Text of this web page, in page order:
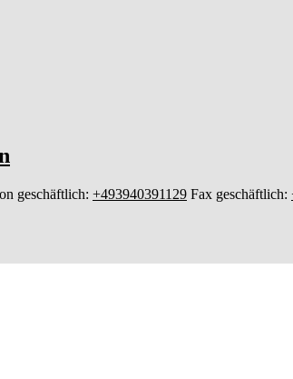
geschäftlich: +493940391129 Fax geschäftlich: